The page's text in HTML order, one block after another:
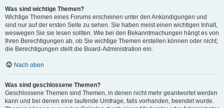
Was sind wichtige Themen?
Wichtige Themen eines Forums erscheinen unter den Ankündigungen und
sind nur auf der ersten Seite zu sehen. Sie haben meist einen wichtigen Inhalt,
weswegen Sie sie lesen sollten. Wie bei den Bekanntmachungen hängt es von
Ihren Berechtigungen ab, ob Sie wichtige Themen erstellen können oder nicht;
die Berechtigungen stellt die Board-Administration ein.
Nach oben
Was sind geschlossene Themen?
Geschlossene Themen sind Themen, in denen nicht mehr geantwortet werden
kann und bei denen eine laufende Umfrage, falls vorhanden, beendet wurde.